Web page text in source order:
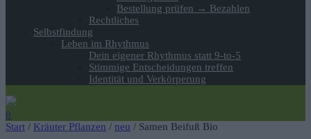
Bestellung prüfen → Bezahlen
Rechtliches
Selbstfindung
Leben im Rhythmus
Dein eigener Rhythmus statt 9-to-5
Stimmige Entscheidungen treffen
Identität und Verkörperung
0
Start / Kräuter Pflanzen / neu / Samen Beifuß Bio